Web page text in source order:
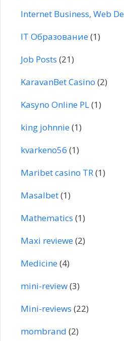
Internet Business, Web
IT Образование(1)
Job Posts (21)
KaravanBet Casino (2)
Kasyno Online PL(1)
king johnnie(1)
kvarkeno56 (1)
Maribet casino TR(1)
Masalbet(1)
Mathematics (1)
Maxi reviewe(2)
Medicine(4)
mini-review(3)
Mini-reviews (22)
mombrand (2)